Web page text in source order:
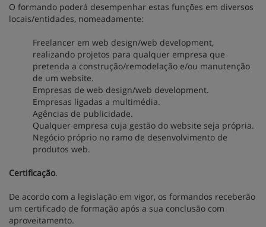
O formando poderá desempenhar estas funções em diversos
locais/entidades, nomeadamente:
Freelancer em web design/web development,
realizando projetos para qualquer empresa que
pretenda a construção/remodelação e/ou manutenção
de um website.
Empresas de web design/web development.
Empresas ligadas a multimédia.
Agências de publicidade.
Qualquer empresa cuja gestão do website seja própria.
Negócio próprio no ramo de desenvolvimento de
produtos web.
Certificação.
De acordo com a legislação em vigor, os formandos receberão
um certificado de formação após a sua conclusão com
aproveitamento.